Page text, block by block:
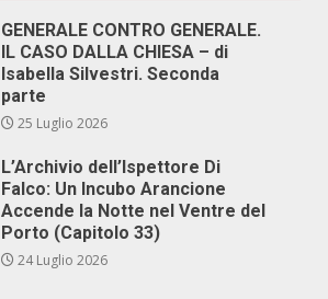
GENERALE CONTRO GENERALE.
IL CASO DALLA CHIESA – di
Isabella Silvestri. Seconda
parte
25 Luglio 2026
L’Archivio dell’Ispettore Di
Falco: Un Incubo Arancione
Accende la Notte nel Ventre del
Porto (Capitolo 33)
24 Luglio 2026